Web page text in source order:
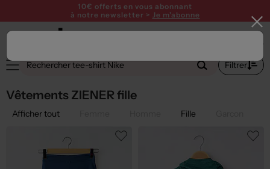
10€ offerts en vous abonnant
à notre newsletter > Je m'abonne
Filtrer
Vêtements ZIENER fille
Afficher tout Fille